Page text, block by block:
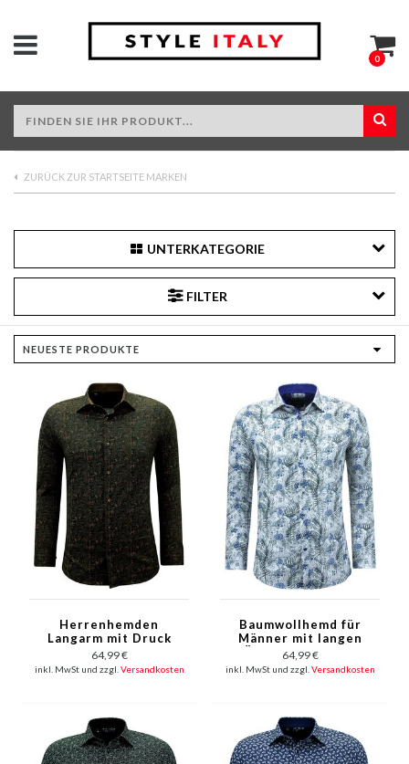
0
ZURÜCK ZUR STARTSEITE MARKEN
UNTERKATEGORIE
FILTER
Herrenhemden
Langarm mit Druck
Slim Fit- 3145 - Braun
64,99 €
inkl. MwSt und zzgl. Versandkosten
Baumwollhemd für
Männer mit langen
Ärmeln und Print
Druck - 3138 - Weiß
64,99 €
inkl. MwSt und zzgl. Versandkosten